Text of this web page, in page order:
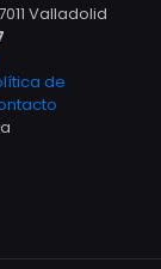
Valladolid
de